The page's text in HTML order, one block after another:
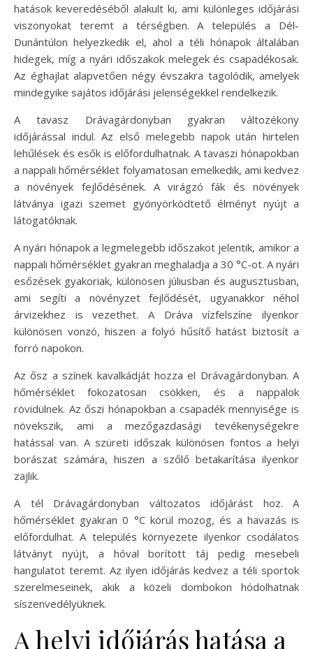
hatások keveredéséből alakult ki, ami különleges időjárási
viszonyokat teremt a térségben. A település a Dél-
Dunántúlon helyezkedik el, ahol a téli hónapok általában
hidegek, míg a nyári időszakok melegek és csapadékosak.
Az éghajlat alapvetően négy évszakra tagolódik, amelyek
mindegyike sajátos időjárási jelenségekkel rendelkezik.
A tavasz Drávagárdonyban gyakran változékony
időjárással indul. Az első melegebb napok után hirtelen
lehűlések és esők is előfordulhatnak. A tavaszi hónapokban
a nappali hőmérséklet folyamatosan emelkedik, ami kedvez
a növények fejlődésének. A virágzó fák és növények
látványa igazi szemet gyönyörködtető élményt nyújt a
látogatóknak.
A nyári hónapok a legmelegebb időszakot jelentik, amikor a
nappali hőmérséklet gyakran meghaladja a 30 °C-ot. A nyári
esőzések gyakoriak, különösen júliusban és augusztusban,
ami segíti a növényzet fejlődését, ugyanakkor néhol
árvizekhez is vezethet. A Dráva vízfelszíne ilyenkor
különösen vonzó, hiszen a folyó hűsítő hatást biztosít a
forró napokon.
Az ősz a színek kavalkádját hozza el Drávagárdonyban. A
hőmérséklet fokozatosan csökken, és a nappalok
rövidülnek. Az őszi hónapokban a csapadék mennyisége is
növekszik, ami a mezőgazdasági tevékenységekre
hatással van. A szüreti időszak különösen fontos a helyi
borászat számára, hiszen a szőlő betakarítása ilyenkor
zajlik.
A tél Drávagárdonyban változatos időjárást hoz. A
hőmérséklet gyakran 0 °C körül mozog, és a havazás is
előfordulhat. A település környezete ilyenkor csodálatos
látványt nyújt, a hóval borított táj pedig mesebeli
hangulatot teremt. Az ilyen időjárás kedvez a téli sportok
szerelmeseinek, akik a közeli dombokon hódolhatnak
síszenvedélyüknek.
A helyi időjárás hatása a